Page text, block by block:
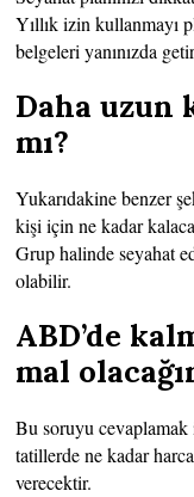
Yıllık izin kullanmayı
belgeleri yanınızda
Daha
mı?
Yukarıdakine benzer
kişi için ne kadar
Grup halinde seyahat
olabilir.
ABD’de
mal
Bu soruyu cevaplamak
tatillerde ne kadar
verecektir.